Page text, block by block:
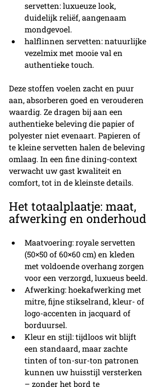
servetten: luxueuze look,
duidelijk reliëf, aangenaam
mondgevoel.
halflinnen servetten: natuurlijke
vezelmix met mooie val en
authentieke touch.
Deze stoffen voelen zacht en puur
aan, absorberen goed en verouderen
waardig. Ze dragen bij aan een
authentieke beleving die papier of
polyester niet evenaart. Papieren of
te kleine servetten halen de beleving
omlaag. In een fine dining-context
verwacht uw gast kwaliteit en
comfort, tot in de kleinste details.
Het totaalplaatje: maat,
afwerking en onderhoud
Maatvoering: royale servetten
(50×50 of 60×60 cm) en kleden
met voldoende overhang zorgen
voor een verzorgd, luxueus beeld.
Afwerking: hoekafwerking met
mitre, fijne stikselrand, kleur- of
logo-accenten in jacquard of
borduursel.
Kleur en stijl: tijdloos wit blijft
een standaard, maar zachte
tinten of ton-sur-ton patronen
kunnen uw huisstijl versterken
– zonder het bord te